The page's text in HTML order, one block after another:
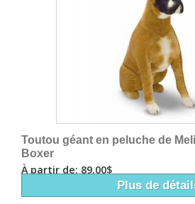
Toutou géant en peluche de
Boxer
À partir de: 89,00$
Plus de